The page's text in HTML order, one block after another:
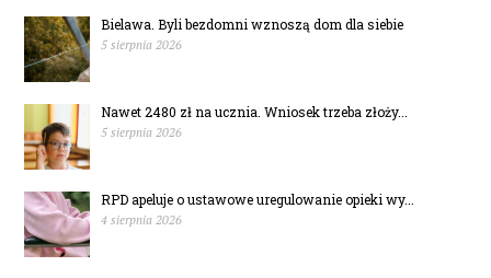
Bielawa. Byli bezdomni wznoszą dom dla siebie
5 sierpnia 2026
Nawet 2480 zł na ucznia. Wniosek trzeba złoży...
5 sierpnia 2026
RPD apeluje o ustawowe uregulowanie opieki wy...
4 sierpnia 2026